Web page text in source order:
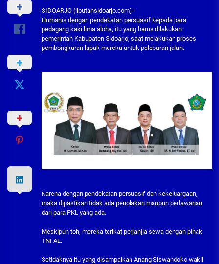
SIDOARJO (liputansidoarjo.com)-
Humanis dengan pendekatan persuasif kepada para
pedagang kaki lima aloha, itu yang harus dilakukan
pemerintah Kabupaten Sidoarjo, saat melakukan proses
pembongkaran lapak mereka untuk pelebaran jalan.
Karena dengan pendekatan persuasif dan kekeluargaan,
maka dipastikan tidak ada penolakan maupun perlawanan
dari para PKL yang ada.
Meskipun toh, mereka terikat perjanjia sewa dengan pihak
TNI AL.
Setidaknya itu yang disampaikan Anang Siswandoko wakil